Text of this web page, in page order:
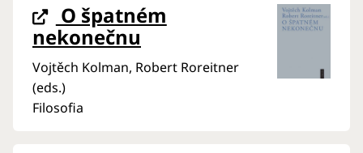
O špatném
nekonečnu
Vojtěch Kolman, Robert Roreitner
(eds.)
Filosofia